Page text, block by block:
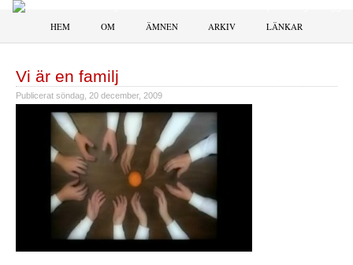
HEM OM ÄMNEN ARKIV LÄNKAR
Vi är en familj
Publicerat söndag, 20 december, 2009